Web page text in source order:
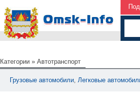
Категории » Автотранспорт
Грузовые автомобили, Легковые